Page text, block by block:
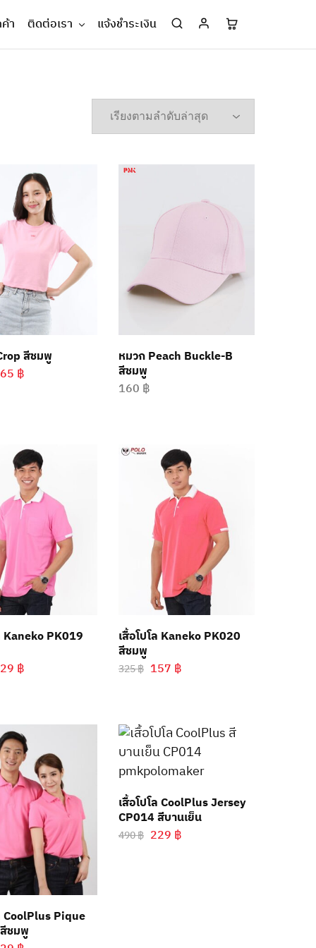
า ติดต่อเรา แจ้งชำระเงิน
สีชมพู
฿
หมวก Peach Buckle-B
สีชมพู
160 ฿
Kaneko PK019
฿
เสื้อโปโล Kaneko PK020
สีชมพู
325฿ 157 ฿
CoolPlus Pique
ชมพู
เสื้อโปโล CoolPlus Jersey
CP014 สีบานเย็น
490฿ 229 ฿